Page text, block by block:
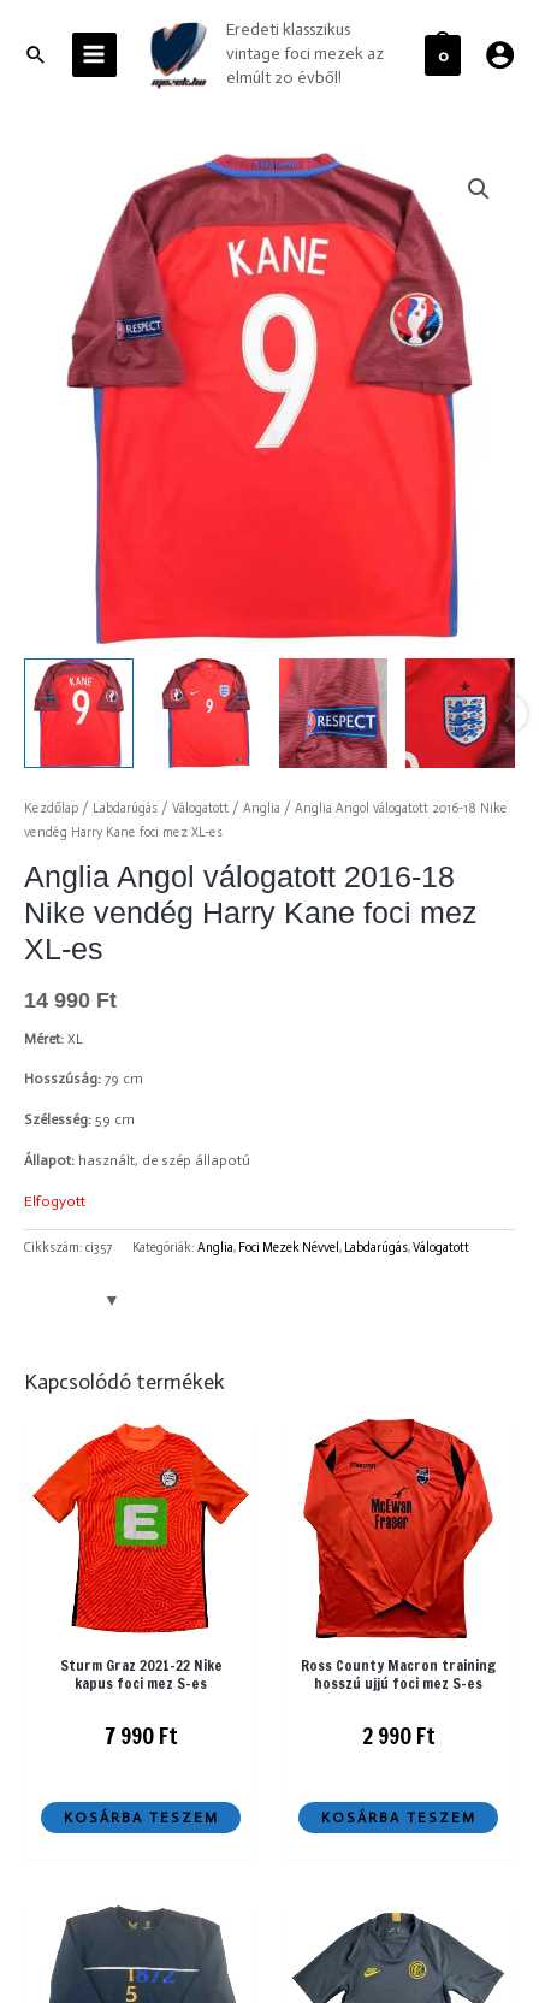
contentSearchMENU
Eredeti klasszikus
vintage foci mezek az
elmúlt 20 évből!
0
Kezdőlap / Labdarúgás / Válogatott / Anglia / Anglia Angol válogatott 2016-18 Nike
vendég Harry Kane foci mez XL-es
Anglia Angol válogatott 2016-18
Nike vendég Harry Kane foci mez
XL-es
14 990 Ft
Méret: XL
Hosszúság: 79 cm
Szélesség: 59 cm
Állapot: használt, de szép állapotú
Elfogyott
Cikkszám: ci357 Kategóriák: Anglia, Foci Mezek Névvel , Labdarúgás,Válogatott
Kapcsolódó termékek
Sturm Graz 2021-22 Nike
kapus foci mez S-es
7 990Ft
KOSÁRBA TESZEM
Ross County Macron training
hosszú ujjú foci mez S-es
2 990Ft
KOSÁRBA TESZEM